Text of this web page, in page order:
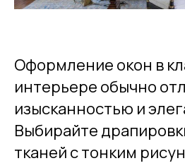
Оформление окон в
интерьере обычно
изысканностью и
Выбирайте
тканей с тонким